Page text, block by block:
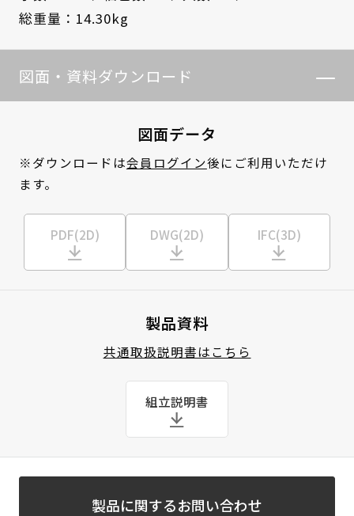
総重量：14.30kg
図面・資料ダウンロード
図面データ
※ダウンロードは会員ログイン後にご利用いただけ
ます。
PDF(2D) DWG(2D) IFC(3D)
製品資料
共通取扱説明書はこちら
組立説明書
製品に関するお問い合わせ